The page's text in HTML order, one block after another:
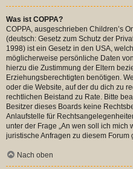
Was ist COPPA?
COPPA, ausgeschrieben Children’s
(deutsch: Gesetz zum Schutz der
1998) ist ein Gesetz in den USA,
möglicherweise persönliche Daten
hierzu die Zustimmung der Eltern
Erziehungsberechtigten benötigen.
oder die Website, auf der du dich zu
rechtlichen Beistand zu Rate. Bitte
Besitzer dieses Boards keine
Anlaufstelle für
unter der Frage „An wen soll ich
juristische Anfragen zu diesem Forum
Nach oben